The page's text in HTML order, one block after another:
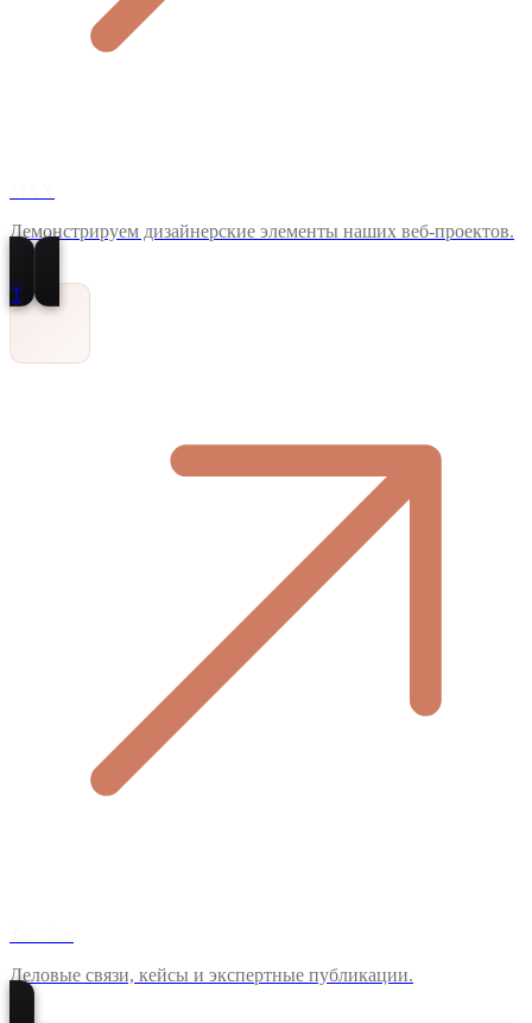
Демонстрируем дизайнерские элементы наших веб-проектов.
T
Деловые связи, кейсы и экспертные публикации.